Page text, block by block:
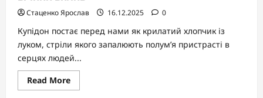
Стаценко Ярослав 16.12.2025 0
Купідон постає перед нами як крилатий хлопчик із
луком, стріли якого запалюють полум’я пристрасті в
серцях людей...
Read MoreRead
more